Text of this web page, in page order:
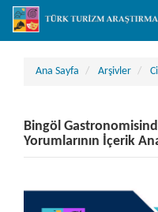
Ana Sayfa Arşivler
Bingöl
Yorumlarının İçerik